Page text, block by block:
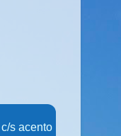
c/s acento